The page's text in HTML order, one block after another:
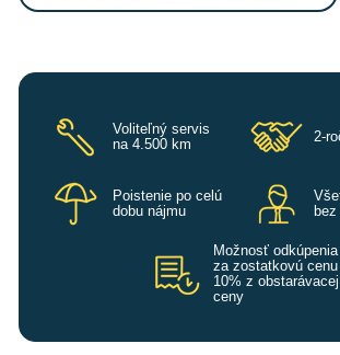
Voliteľný servis
na 4.500 km
2-
Poistenie po celú
dobu nájmu
Možnosť odkúpenia
za zostatkovú cenu
10% z obstarávacej
ceny